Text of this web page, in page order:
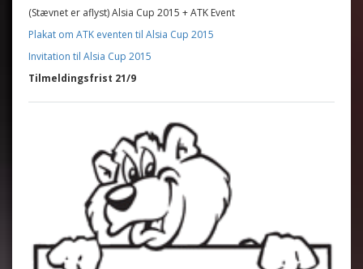
(Stævnet er aflyst) Alsia Cup 2015 + ATK Event
Plakat om ATK eventen til Alsia Cup 2015
Invitation til Alsia Cup 2015
Tilmeldingsfrist 21/9